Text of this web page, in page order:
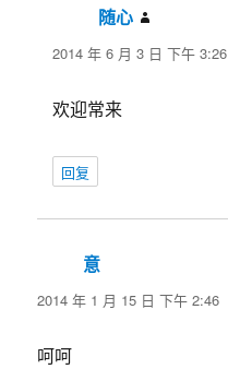
随心
道：
2014 年 6 月 3 日 下午 3:26
欢迎常来
回复
意
道：
2014 年 1 月 15 日 下午 2:46
呵呵